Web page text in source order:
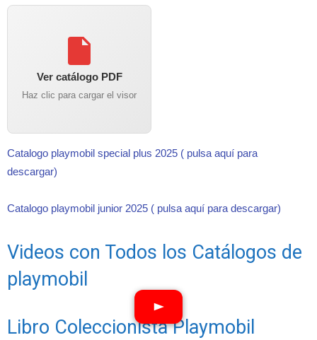
Ver catálogo PDF
Haz clic para cargar el visor
Catalogo playmobil special plus 2025 ( pulsa aquí para
descargar)
Catalogo playmobil junior 2025 ( pulsa aquí para descargar)
Videos con Todos los Catálogos de
playmobil
Libro Coleccionista Playmobil